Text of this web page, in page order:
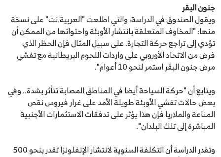
جنون البقر
ويقول الصندوق في الدراسة، والتي اطلعت "العربية.نت" على نسخة
منها: "المخاوف المتعلقة بانتشار الأوبئة واحتوائها من الممكن أن
تؤدي إلى تراجع حركة التجارة. على سبيل المثال فإن الحظر الذي
فرض من الاتحاد الأوروبي على واردات اللحوم البريطانية مع تفشي
مرض جنون البقر استمر لنحو 10 أعوام".
ويتابع أن "حركة السياحة أيضا في المناطق المصابة تتأثر بشدة.. وفي
بعض حالات تفشي الأوبئة طويلة الأمد على غرار فيروس نقص
المناعة والملاريا فإن هذا يؤثر على تدفقات الاستثمارات الأجنبية
المباشرة إلى تلك البلدان".
وتقدر الدراسة أن التكلفة السنوية لانتشار الإنفلونزا تقدر بنحو 500